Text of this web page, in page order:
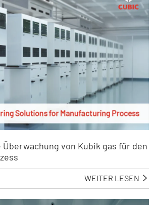
von Kubik gas für den
WEITER LESEN 